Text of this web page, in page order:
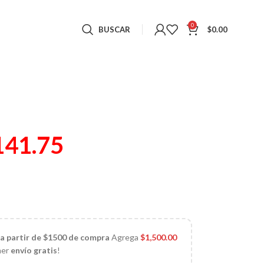
BUSCAR 0 $0.00
partir de $1500 de compra Agrega$1,500.00
envío gratis!